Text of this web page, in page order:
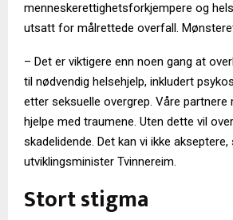
menneskerettighetsforkjempere og
utsatt for målrettede overfall.
– Det er viktigere enn noen gang at
til nødvendig helsehjelp, inkludert
etter seksuelle overgrep. Våre
hjelpe med traumene. Uten dette vil
skadelidende. Det kan vi ikke akseptere,
utviklingsminister Tvinnereim.
Stort stigma